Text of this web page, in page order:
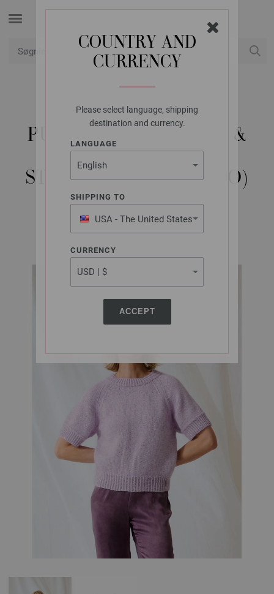
COUNTRY AND
CURRENCY
Please select language, shipping
destination and currency.
LANGUAGE
SHIPPING TO
USA - The United States
of America
CURRENCY
ACCEPT
LANA GROSSA
PULLOVER ELASTICO &
SILKHAIR -
STRIKKEOPSKRIFT (NO)